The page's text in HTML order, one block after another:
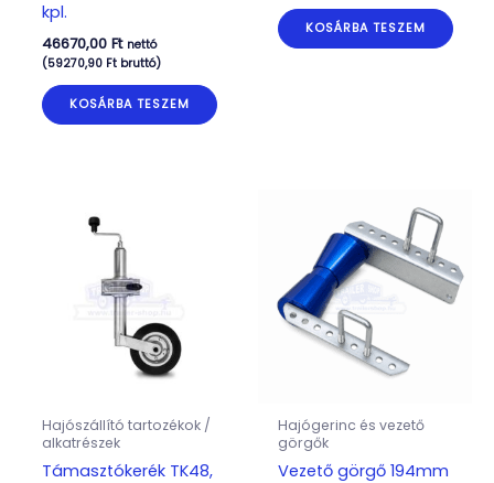
kpl.
46670,00 Ft nettó
(59270,90 Ftbruttó)
KOSÁRBA TESZEM
KOSÁRBA TESZEM
Hajószállító tartozékok /
alkatrészek
Támasztókerék TK48,
Hajógerinc és vezető
görgők
Vezető görgő 194mm